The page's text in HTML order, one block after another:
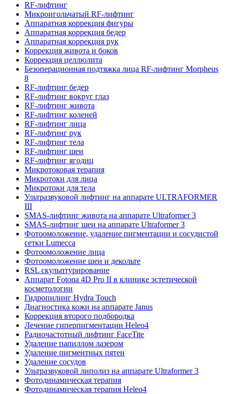
RF-лифтинг
Микроигольчатый RF-лифтинг
Аппаратная коррекция фигуры
Аппаратная коррекция бедер
Аппаратная коррекция рук
Коррекция живота и боков
Коррекция целлюлита
Безоперационная подтяжка лица RF-лифтинг Morpheus
8
RF-лифтинг бедер
RF-лифтинг вокруг глаз
RF-лифтинг живота
RF-лифтинг коленей
RF-лифтинг лица
RF-лифтинг рук
RF-лифтинг тела
RF-лифтинг шеи
RF-лифтинг ягодиц
Микротоковая терапия
Микротоки для лица
Микротоки для тела
Ультразвуковой лифтинг на аппарате ULTRAFORMER
III
SMAS-лифтинг живота на аппарате Ultraformer 3
SMAS-лифтинг шеи на аппарате Ultraformer 3
Фотоомоложение, удаление пигментации и сосудистой
сетки Lumecca
Фотоомоложение лица
Фотоомоложение шеи и декольте
RSL скульптурирование
Аппарат Fotona 4D Pro II в клинике эстетической
косметологии
Гидропилинг Hydra Touch
Диагностика кожи на аппарате Janus
Коррекция второго подбородка
Лечение гиперпигментации Heleo4
Радиочастотный лифтинг FaceTite
Удаление папиллом лазером
Удаление пигментных пятен
Удаление сосудов
Ультразвуковой липолиз на аппарате Ultraformer 3
Фотодинамическая терапия
Фотодинамическая терапия Heleo4